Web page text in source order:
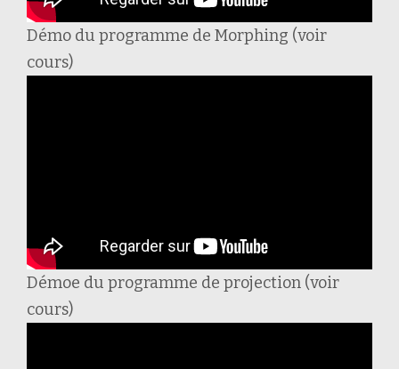
Démo du programme de Morphing (voir
cours)
Démoe du programme de projection (voir
cours)